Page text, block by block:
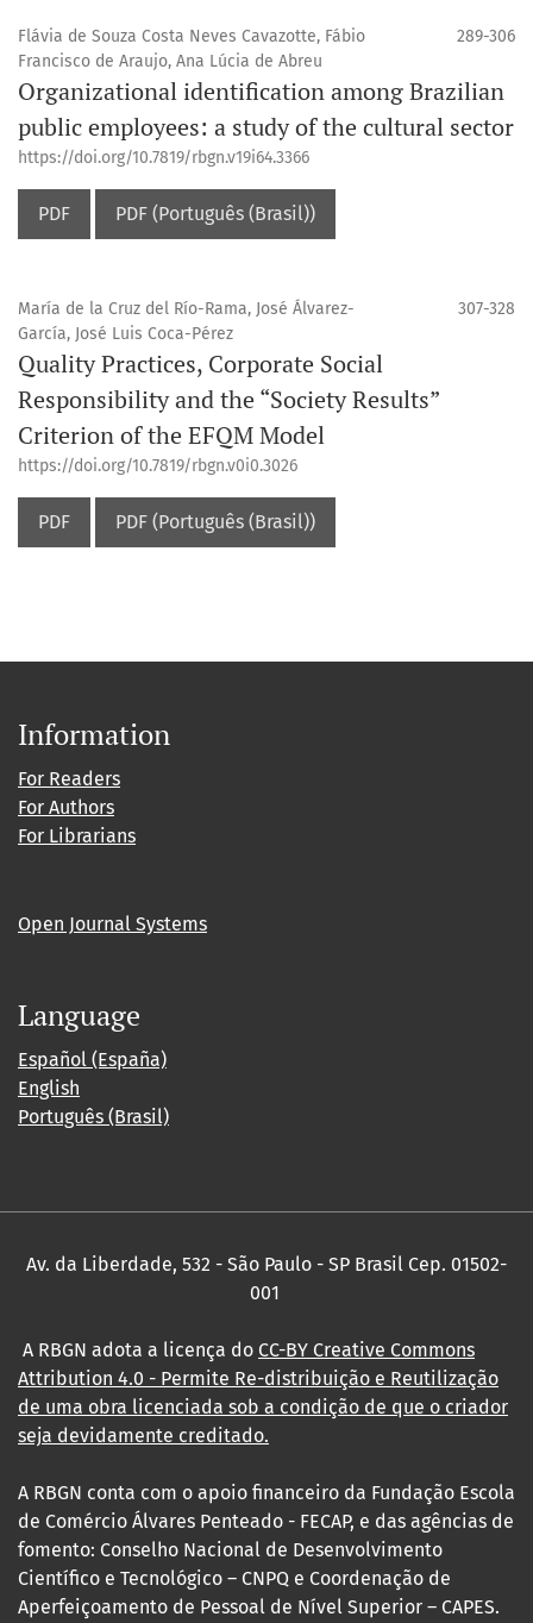
Flávia de Souza Costa Neves Cavazotte, Fábio
Francisco de Araujo, Ana Lúcia de Abreu
289-306
Organizational identification among Brazilian
public employees: a study of the cultural sector
https://doi.org/10.7819/rbgn.v19i64.3366
PDF PDF (Português (Brasil))
María de la Cruz del Río-Rama, José Álvarez-
García, José Luis Coca-Pérez
307-328
Quality Practices, Corporate Social
Responsibility and the “Society Results”
Criterion of the EFQM Model
https://doi.org/10.7819/rbgn.v0i0.3026
PDF PDF (Português (Brasil))
Information
For Readers
For Authors
For Librarians
Open Journal Systems
Language
Español (España)
English
Português (Brasil)
Av. da Liberdade, 532 - São Paulo - SP Brasil Cep. 01502-
001
A RBGN adota a licença do CC-BY Creative Commons
Attribution 4.0 - Permite Re-distribuição e Reutilização
de uma obra licenciada sob a condição de que o criador
seja devidamente creditado.
A RBGN conta com o apoio financeiro da Fundação Escola
de Comércio Álvares Penteado - FECAP, e das agências de
fomento: Conselho Nacional de Desenvolvimento
Científico e Tecnológico – CNPQ e Coordenação de
Aperfeiçoamento de Pessoal de Nível Superior – CAPES.